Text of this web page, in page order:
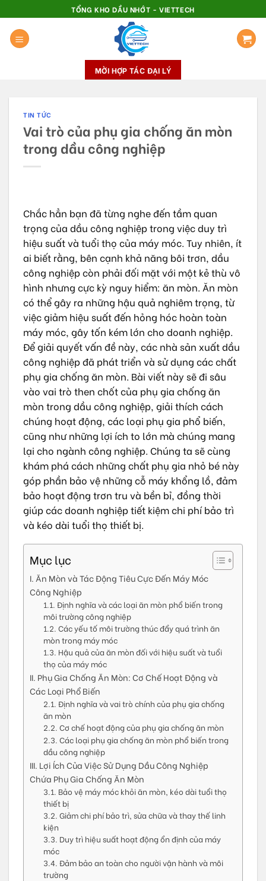
to
content
TỔNG KHO DẦU NHỚT - VIETTECH
MỜI HỢP TÁC ĐẠI LÝ
TIN TỨC
Vai trò của phụ gia chống ăn mòn
trong dầu công nghiệp
Chắc hẳn bạn đã từng nghe đến tầm quan
trọng của dầu công nghiệp trong việc duy trì
hiệu suất và tuổi thọ của máy móc. Tuy nhiên, ít
ai biết rằng, bên cạnh khả năng bôi trơn, dầu
công nghiệp còn phải đối mặt với một kẻ thù vô
hình nhưng cực kỳ nguy hiểm: ăn mòn. Ăn mòn
có thể gây ra những hậu quả nghiêm trọng, từ
việc giảm hiệu suất đến hỏng hóc hoàn toàn
máy móc, gây tốn kém lớn cho doanh nghiệp.
Để giải quyết vấn đề này, các nhà sản xuất dầu
công nghiệp đã phát triển và sử dụng các chất
phụ gia chống ăn mòn. Bài viết này sẽ đi sâu
vào vai trò then chốt của phụ gia chống ăn
mòn trong dầu công nghiệp, giải thích cách
chúng hoạt động, các loại phụ gia phổ biến,
cũng như những lợi ích to lớn mà chúng mang
lại cho ngành công nghiệp. Chúng ta sẽ cùng
khám phá cách những chất phụ gia nhỏ bé này
góp phần bảo vệ những cỗ máy khổng lồ, đảm
bảo hoạt động trơn tru và bền bỉ, đồng thời
giúp các doanh nghiệp tiết kiệm chi phí bảo trì
và kéo dài tuổi thọ thiết bị.
Mục lục
I. Ăn Mòn và Tác Động Tiêu Cực Đến Máy Móc
Công Nghiệp
1.1. Định nghĩa và các loại ăn mòn phổ biến trong
môi trường công nghiệp
1.2. Các yếu tố môi trường thúc đẩy quá trình ăn
mòn trong máy móc
1.3. Hậu quả của ăn mòn đối với hiệu suất và tuổi
thọ của máy móc
II. Phụ Gia Chống Ăn Mòn: Cơ Chế Hoạt Động và
Các Loại Phổ Biến
2.1. Định nghĩa và vai trò chính của phụ gia chống
ăn mòn
2.2. Cơ chế hoạt động của phụ gia chống ăn mòn
2.3. Các loại phụ gia chống ăn mòn phổ biến trong
dầu công nghiệp
III. Lợi Ích Của Việc Sử Dụng Dầu Công Nghiệp
Chứa Phụ Gia Chống Ăn Mòn
3.1. Bảo vệ máy móc khỏi ăn mòn, kéo dài tuổi thọ
thiết bị
3.2. Giảm chi phí bảo trì, sửa chữa và thay thế linh
kiện
3.3. Duy trì hiệu suất hoạt động ổn định của máy
móc
3.4. Đảm bảo an toàn cho người vận hành và môi
trường